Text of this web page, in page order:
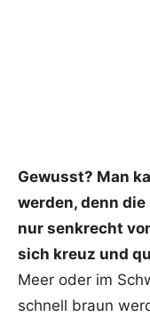
Gewusst? Man
werden, denn
nur senkrecht
sich kreuz und
Meer oder im
schnell braun